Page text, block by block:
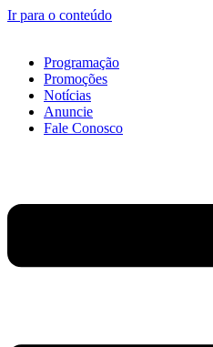
Ir para o conteúdo
Programação
Promoções
Notícias
Anuncie
Fale Conosco